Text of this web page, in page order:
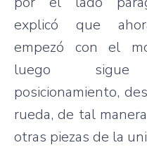
explicó que
empezó con el
luego
posicionamiento,
rueda, de tal
otras piezas de la